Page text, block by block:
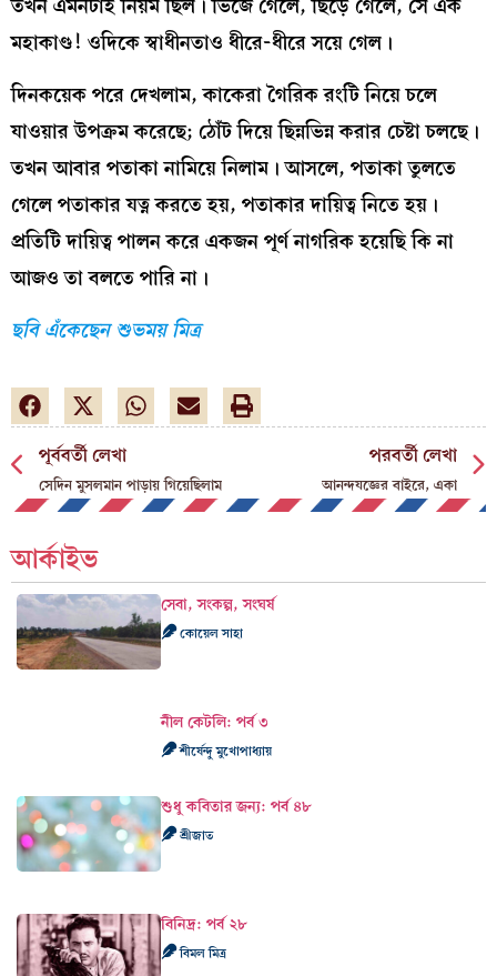
মহাকাণ্ড! ওদিকে স্বাধীনতাও ধীরে-ধীরে সয়ে গেল।
দিনকয়েক পরে দেখলাম, কাকেরা গৈরিক রংটি নিয়ে চলে
যাওয়ার উপক্রম করেছে; ঠোঁট দিয়ে ছিন্নভিন্ন করার চেষ্টা চলছে।
তখন আবার পতাকা নামিয়ে নিলাম। আসলে, পতাকা তুলতে
গেলে পতাকার যত্ন করতে হয়, পতাকার দায়িত্ব নিতে হয়।
প্রতিটি দায়িত্ব পালন করে একজন পূর্ণ নাগরিক হয়েছি কি না
আজও তা বলতে পারি না।
ছবি এঁকেছেন শুভময় মিত্র
পূর্ববর্তী লেখা
সেদিন মুসলমান পাড়ায় গিয়েছিলাম
পরবর্তী লেখা
আনন্দযজ্ঞের বাইরে, একা
আর্কাইভ
সেবা, সংকল্প, সংঘর্ষ
কোয়েল সাহা
নীল কেটলি: পর্ব ৩
শীর্ষেন্দু মুখোপাধ্যায়
শুধু কবিতার জন্য: পর্ব ৪৮
শ্রীজাত
বিনিদ্র: পর্ব ২৮
বিমল মিত্র